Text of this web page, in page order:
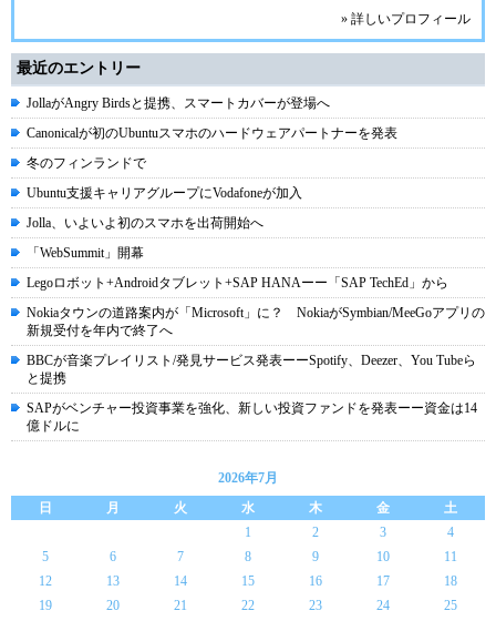
» 詳しいプロフィール
最近のエントリー
JollaがAngry Birdsと提携、スマートカバーが登場へ
Canonicalが初のUbuntuスマホのハードウェアパートナーを発表
冬のフィンランドで
Ubuntu支援キャリアグループにVodafoneが加入
Jolla、いよいよ初のスマホを出荷開始へ
「WebSummit」開幕
Legoロボット+Androidタブレット+SAP HANAーー「SAP TechEd」から
Nokiaタウンの道路案内が「Microsoft」に？ NokiaがSymbian/MeeGoアプリの
新規受付を年内で終了へ
BBCが音楽プレイリスト/発見サービス発表ーーSpotify、Deezer、You Tubeら
と提携
SAPがベンチャー投資事業を強化、新しい投資ファンドを発表ーー資金は14
億ドルに
2026年7月
日
月 火 水 木 金
土
1
2 3
4
5
6 7 8 9 10
11
12
13 14 15 16 17
18
19
20 21 22 23 24
25